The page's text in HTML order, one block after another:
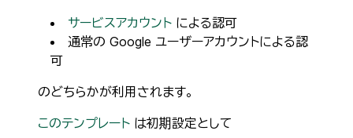
サービスアカウント による認可
通常の Google ユーザーアカウントによる認
可
のどちらかが利用されます。
このテンプレート は初期設定として